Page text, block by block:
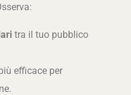
tra il tuo pubblico
efficace per